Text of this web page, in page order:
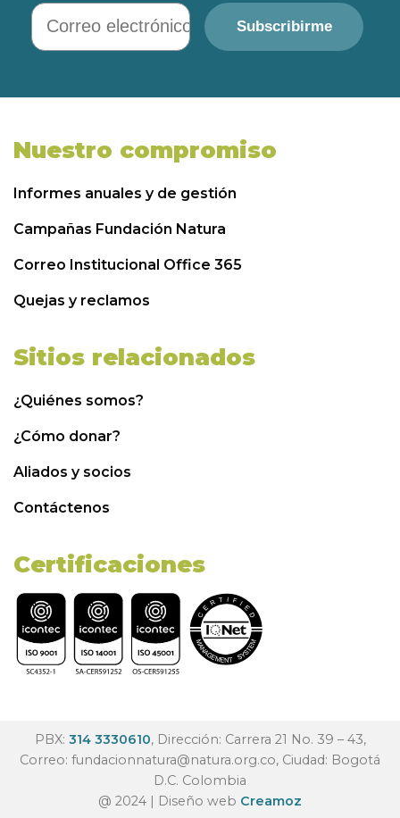
Correo electrónico
Subscribirme
Nuestro compromiso
Informes anuales y de gestión
Campañas Fundación Natura
Correo Institucional Office 365
Quejas y reclamos
Sitios relacionados
¿Quiénes somos?
¿Cómo donar?
Aliados y socios
Contáctenos
Certificaciones
PBX: 314 3330610, Dirección: Carrera 21 No. 39 – 43,
Correo: fundacionnatura@natura.org.co, Ciudad: Bogotá
D.C. Colombia
@ 2024 | Diseño web Creamoz